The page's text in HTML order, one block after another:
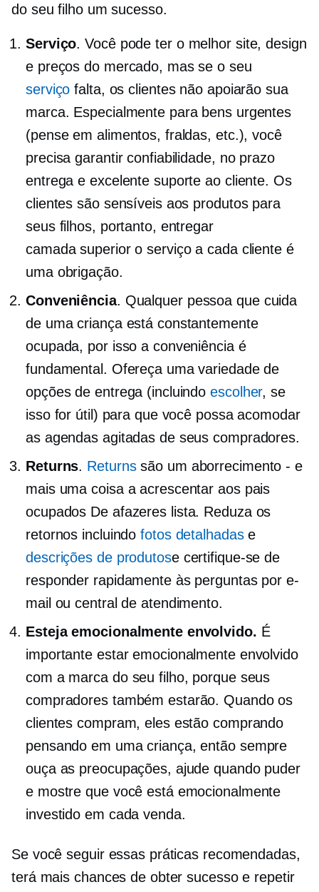
do seu filho um sucesso.
Serviço. Você pode ter o melhor site, design
e preços do mercado, mas se o seu
serviço falta, os clientes não apoiarão sua
marca. Especialmente para bens urgentes
(pense em alimentos, fraldas, etc.), você
precisa garantir confiabilidade, no prazo
entrega e excelente suporte ao cliente. Os
clientes são sensíveis aos produtos para
seus filhos, portanto, entregar
camada superioro serviço a cada cliente é
uma obrigação.
Conveniência. Qualquer pessoa que cuida
de uma criança está constantemente
ocupada, por isso a conveniência é
fundamental. Ofereça uma variedade de
opções de entrega (incluindoescolher, se
isso for útil) para que você possa acomodar
as agendas agitadas de seus compradores.
Returns. Returnssão um aborrecimento - e
mais uma coisa a acrescentar aos pais
ocupados De afazeres lista. Reduza os
retornos incluindofotos detalhadase
descrições de produtose certifique-se de
responder rapidamente às perguntas por e-
mail ou central de atendimento.
Esteja emocionalmente envolvido. É
importante estar emocionalmente envolvido
com a marca do seu filho, porque seus
compradores também estarão. Quando os
clientes compram, eles estão comprando
pensando em uma criança, então sempre
ouça as preocupações, ajude quando puder
e mostre que você está emocionalmente
investido em cada venda.
Se você seguir essas práticas recomendadas,
terá mais chances de obter sucesso e repetir